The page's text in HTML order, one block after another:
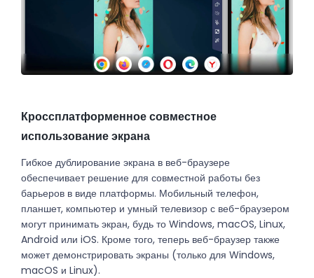
Кроссплатформенное совместное
использование экрана
Гибкое дублирование экрана в веб-браузере
обеспечивает решение для совместной работы без
барьеров в виде платформы. Мобильный телефон,
планшет, компьютер и умный телевизор с веб-браузером
могут принимать экран, будь то Windows, macOS, Linux,
Android или iOS. Кроме того, теперь веб-браузер также
может демонстрировать экраны (только для Windows,
macOS и Linux).